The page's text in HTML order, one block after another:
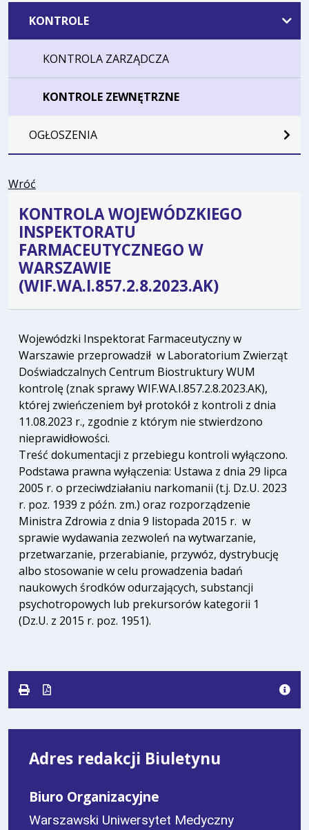
KONTROLE
KONTROLA ZARZĄDCZA
KONTROLE ZEWNĘTRZNE
OGŁOSZENIA
Wróć
KONTROLA WOJEWÓDZKIEGO
INSPEKTORATU
FARMACEUTYCZNEGO W
WARSZAWIE
(WIF.WA.I.857.2.8.2023.AK)
Wojewódzki Inspektorat Farmaceutyczny w
Warszawie przeprowadził w Laboratorium Zwierząt
Doświadczalnych Centrum Biostruktury WUM
kontrolę (znak sprawy WIF.WA.I.857.2.8.2023.AK),
której zwieńczeniem był protokół z kontroli z dnia
11.08.2023 r., zgodnie z którym nie stwierdzono
nieprawidłowości.
Treść dokumentacji z przebiegu kontroli wyłączono.
Podstawa prawna wyłączenia: Ustawa z dnia 29 lipca
2005 r. o przeciwdziałaniu narkomanii (t.j. Dz.U. 2023
r. poz. 1939 z późn. zm.) oraz rozporządzenie
Ministra Zdrowia z dnia 9 listopada 2015 r. w
sprawie wydawania zezwoleń na wytwarzanie,
przetwarzanie, przerabianie, przywóz, dystrybucję
albo stosowanie w celu prowadzenia badań
naukowych środków odurzających, substancji
psychotropowych lub prekursorów kategorii 1
(Dz.U. z 2015 r. poz. 1951).
Adres redakcji Biuletynu
Biuro Organizacyjne
Warszawski Uniwersytet Medyczny